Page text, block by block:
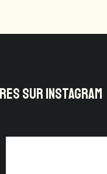
SUR INSTAGRAM